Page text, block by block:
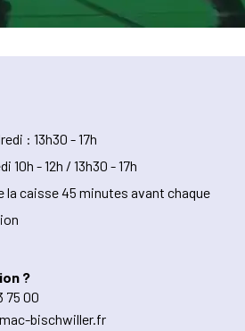
: 13h30 - 17h
10h - 12h / 13h30 - 17h
la caisse 45 minutes avant chaque
?
75 00
bischwiller.fr